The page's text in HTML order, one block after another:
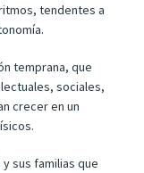
tendentes a
temprana, que
sociales,
crecer en un
sus familias que